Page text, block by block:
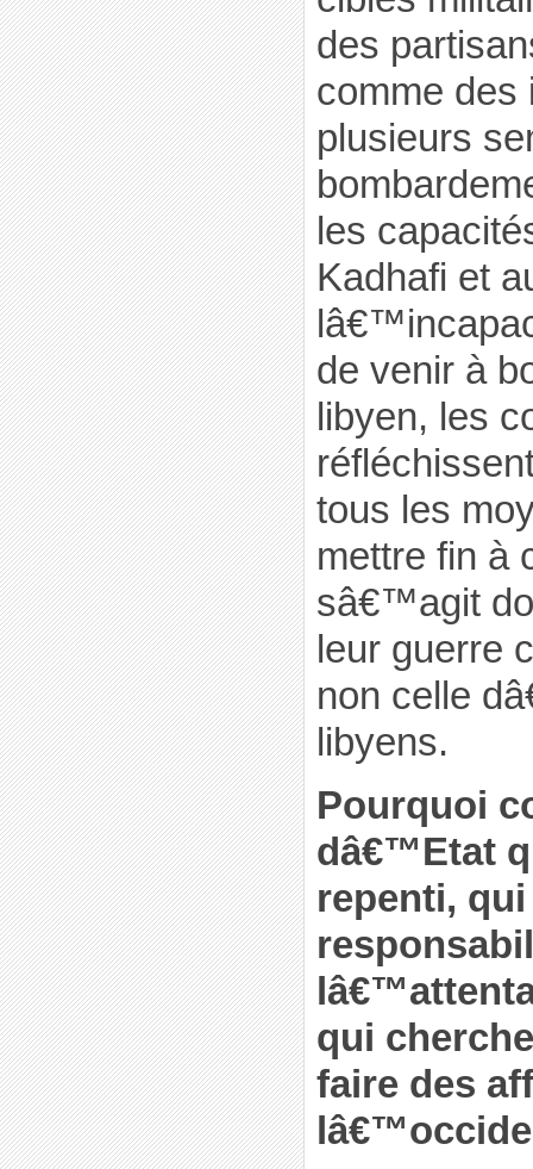
des
comme des
plusieurs
les
Kadhafi et
de venir à
libyen, les
tous les
mettre fin à
sâ€™agit
leur guerre
non celle
libyens.
Pourquoi
dâ€™Etat
repenti,
qui
faire des